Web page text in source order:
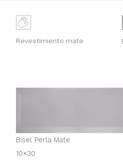
Revestimiento mate
Bisel Perla Mate
10×30